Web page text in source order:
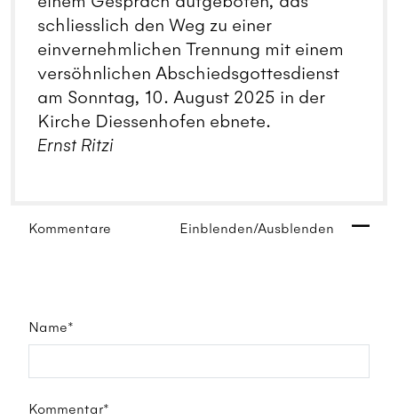
schliesslich den Weg zu einer
einvernehmlichen Trennung mit einem
versöhnlichen Abschiedsgottesdienst
am Sonntag, 10. August 2025 in der
Kirche Diessenhofen ebnete.
Ernst Ritzi
Kommentare Einblenden/Ausblenden
Name*
Kommentar*